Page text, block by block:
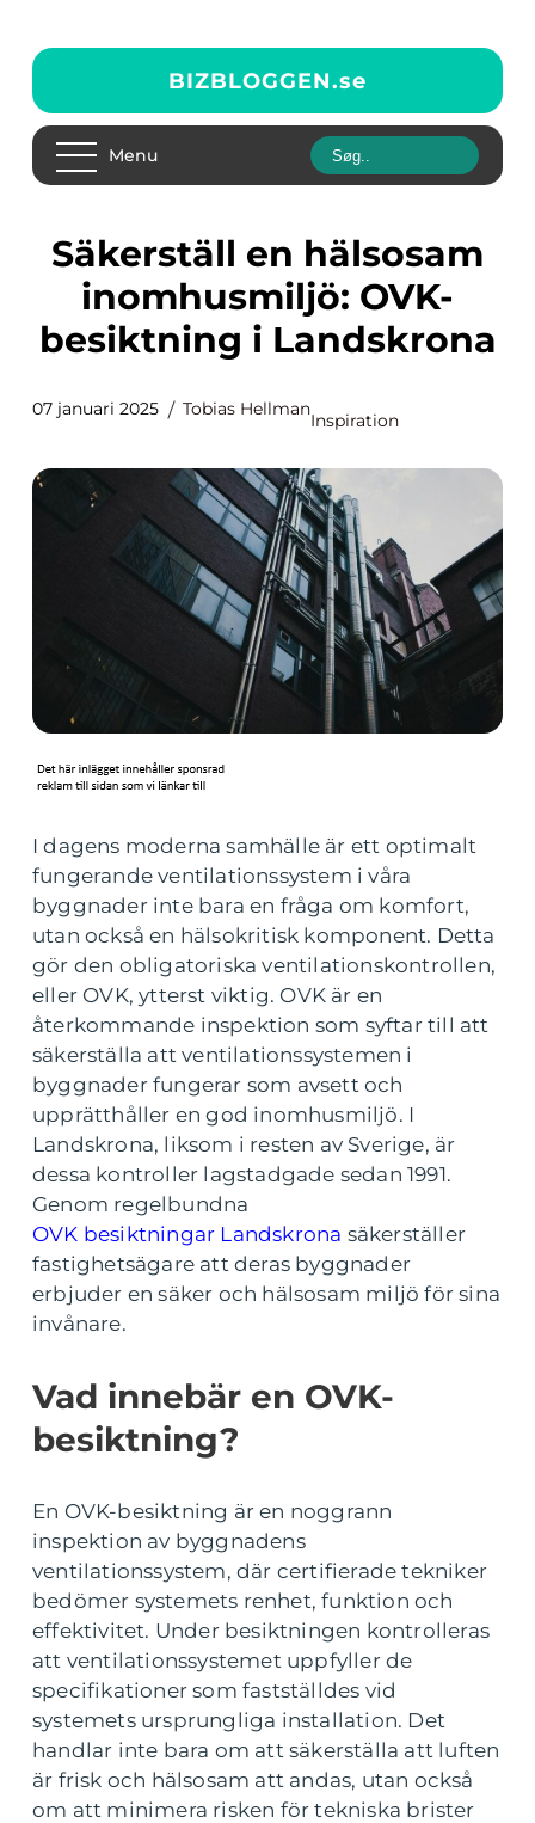
BIZBLOGGEN.se
Menu
Säkerställ en hälsosam
inomhusmiljö: OVK-
besiktning i Landskrona
07 januari 2025 Tobias Hellman
Inspiration
I dagens moderna samhälle är ett optimalt
fungerande ventilationssystem i våra
byggnader inte bara en fråga om komfort,
utan också en hälsokritisk komponent. Detta
gör den obligatoriska ventilationskontrollen,
eller OVK, ytterst viktig. OVK är en
återkommande inspektion som syftar till att
säkerställa att ventilationssystemen i
byggnader fungerar som avsett och
upprätthåller en god inomhusmiljö. I
Landskrona, liksom i resten av Sverige, är
dessa kontroller lagstadgade sedan 1991.
Genom regelbundna
OVK besiktningar Landskrona säkerställer
fastighetsägare att deras byggnader
erbjuder en säker och hälsosam miljö för sina
invånare.
Vad innebär en OVK-
besiktning?
En OVK-besiktning är en noggrann
inspektion av byggnadens
ventilationssystem, där certifierade tekniker
bedömer systemets renhet, funktion och
effektivitet. Under besiktningen kontrolleras
att ventilationssystemet uppfyller de
specifikationer som fastställdes vid
systemets ursprungliga installation. Det
handlar inte bara om att säkerställa att luften
är frisk och hälsosam att andas, utan också
om att minimera risken för tekniska brister